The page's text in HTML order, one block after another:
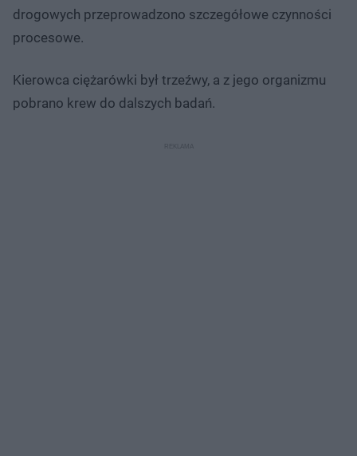
drogowych przeprowadzono szczegółowe czynności
procesowe.
Kierowca ciężarówki był trzeźwy, a z jego organizmu
pobrano krew do dalszych badań.